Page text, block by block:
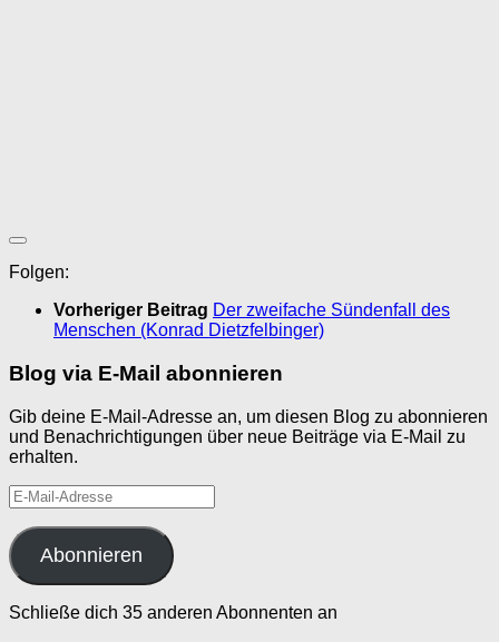
Folgen:
Vorheriger Beitrag Der zweifache Sündenfall des
Menschen (Konrad Dietzfelbinger)
Blog via E-Mail abonnieren
Gib deine E-Mail-Adresse an, um diesen Blog zu abonnieren
und Benachrichtigungen über neue Beiträge via E-Mail zu
erhalten.
E-
Mail-
Adresse
Abonnieren
Schließe dich 35 anderen Abonnenten an